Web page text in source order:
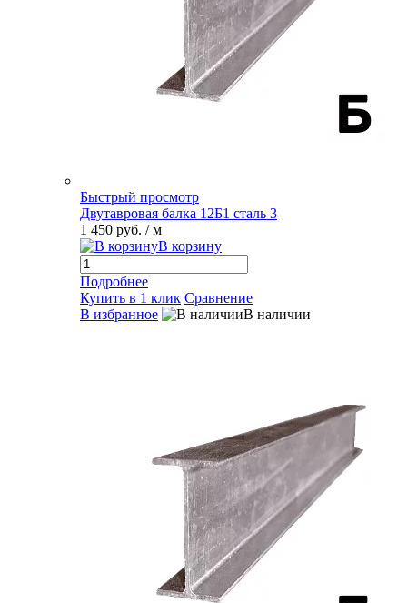
Быстрый просмотр
Двутавровая балка 12Б1 сталь 3
1 450 руб. / м
В корзину
Подробнее
Купить в 1 клик Сравнение
В избранное
В наличии